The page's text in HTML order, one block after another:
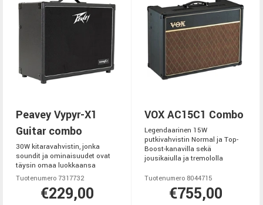
Peavey Vypyr-X1
Guitar combo
30W kitaravahvistin, jonka
soundit ja ominaisuudet ovat
täysin omaa luokkaansa
Tuotenumero 7317732
€229,00
VOX AC15C1 Combo
Legendaarinen 15W
putkivahvistin Normal ja Top-
Boost-kanavilla sekä
jousikaiulla ja tremololla
Tuotenumero 8044715
€755,00